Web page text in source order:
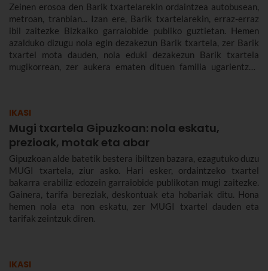
Zeinen erosoa den Barik txartelarekin ordaintzea autobusean,
metroan, tranbian... Izan ere, Barik txartelarekin, erraz-erraz
ibil zaitezke Bizkaiko garraiobide publiko guztietan. Hemen
azalduko dizugu nola egin dezakezun Barik txartela, zer Barik
txartel mota dauden, nola eduki dezakezun Barik txartela
mugikorrean, zer aukera ematen dituen familia ugarientzat,
IKASI
Mugi txartela Gipuzkoan: nola eskatu,
prezioak, motak eta abar
Gipuzkoan alde batetik bestera ibiltzen bazara, ezagutuko duzu
MUGI txartela, ziur asko. Hari esker, ordaintzeko txartel
bakarra erabiliz edozein garraiobide publikotan mugi zaitezke.
Gainera, tarifa bereziak, deskontuak eta hobariak ditu. Hona
hemen nola eta non eskatu, zer MUGI txartel dauden eta
tarifak zeintzuk diren.
IKASI